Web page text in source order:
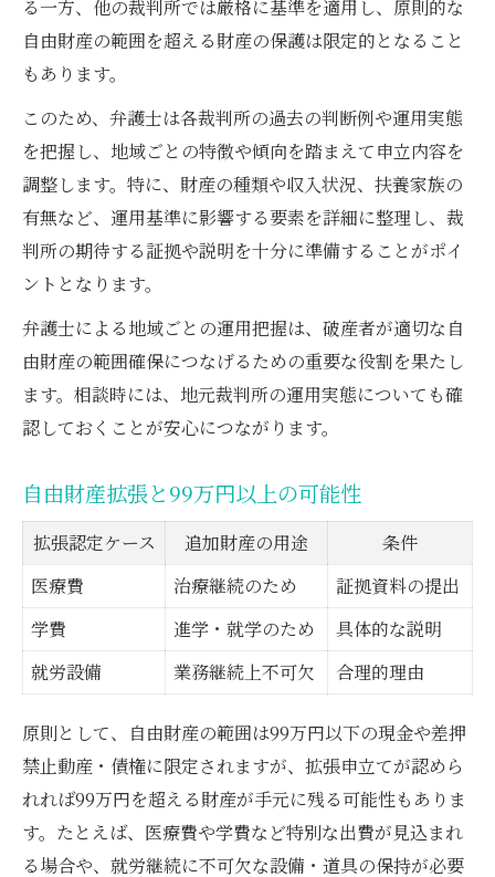
る一方、他の裁判所では厳格に基準を適用し、原則的な
自由財産の範囲を超える財産の保護は限定的となること
もあります。
このため、弁護士は各裁判所の過去の判断例や運用実態
を把握し、地域ごとの特徴や傾向を踏まえて申立内容を
調整します。特に、財産の種類や収入状況、扶養家族の
有無など、運用基準に影響する要素を詳細に整理し、裁
判所の期待する証拠や説明を十分に準備することがポイ
ントとなります。
弁護士による地域ごとの運用把握は、破産者が適切な自
由財産の範囲確保につなげるための重要な役割を果たし
ます。相談時には、地元裁判所の運用実態についても確
認しておくことが安心につながります。
自由財産拡張と99万円以上の可能性
拡張認定ケース 追加財産の用途
条件
医療費
治療継続のため
証拠資料の提出
学費
進学・就学のため
具体的な説明
就労設備
業務継続上不可欠 合理的理由
原則として、自由財産の範囲は99万円以下の現金や差押
禁止動産・債権に限定されますが、拡張申立てが認めら
れれば99万円を超える財産が手元に残る可能性もありま
す。たとえば、医療費や学費など特別な出費が見込まれ
る場合や、就労継続に不可欠な設備・道具の保持が必要